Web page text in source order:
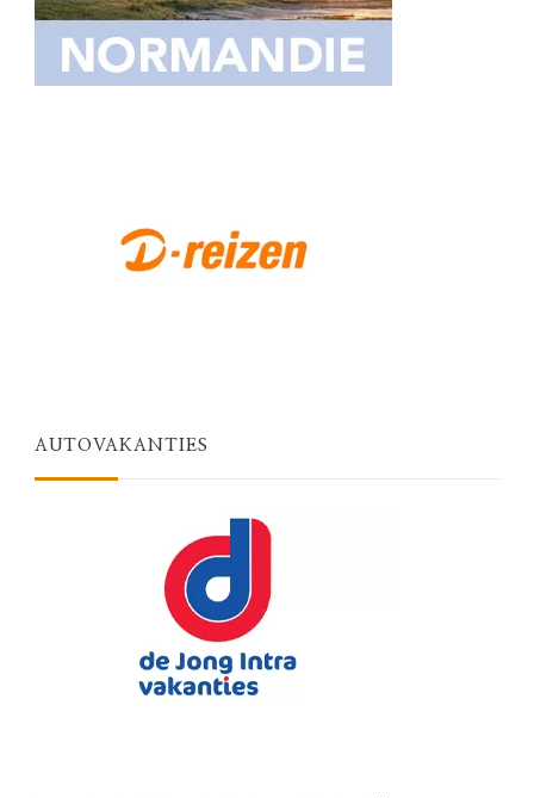
AUTOVAKANTIES